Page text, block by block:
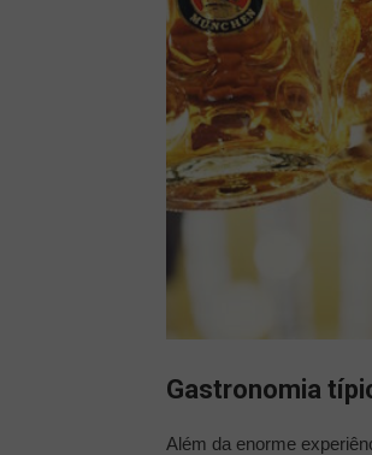
Gastronomia
Além da enorme